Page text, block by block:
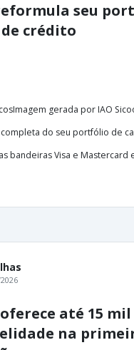
seu
crédito
gerada por IAO
do seu portfólio de
bandeiras Visa e Mastercard
até 15
na